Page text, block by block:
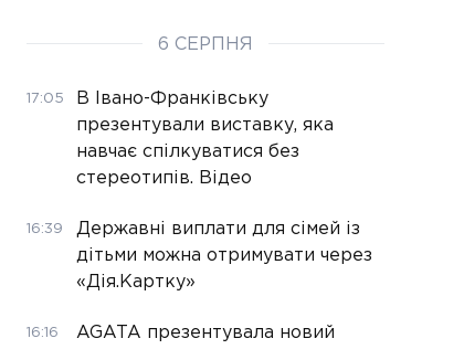
6 СЕРПНЯ
17:05
В Івано-Франківську
презентували виставку, яка
навчає спілкуватися без
стереотипів. Відео
16:39
Державні виплати для сімей із
дітьми можна отримувати через
«Дія.Картку»
16:16
AGATA презентувала новий